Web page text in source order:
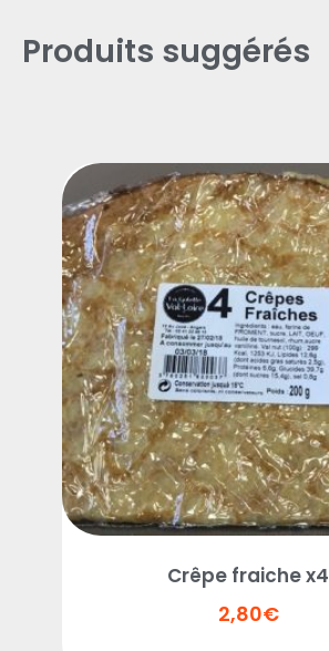
Produits suggérés
Crêpe fraiche x4
2,80€